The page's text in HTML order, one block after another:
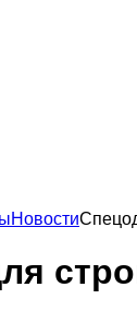
Новости